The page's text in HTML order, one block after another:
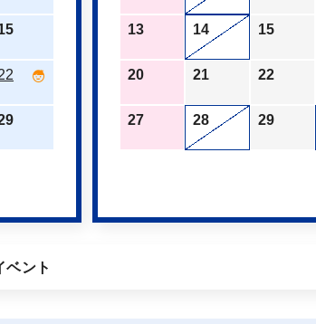
13 14 15
20 21 22
27 28 29
ベント